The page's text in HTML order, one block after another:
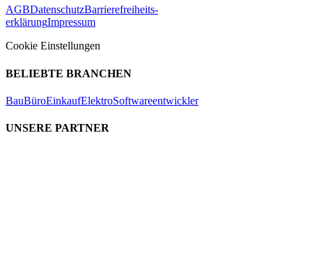
AGBDatenschutzBarrierefreiheits-
erklärungImpressum
Cookie Einstellungen
BELIEBTE BRANCHEN
BauBüroEinkaufElektroSoftwareentwickler
UNSERE PARTNER